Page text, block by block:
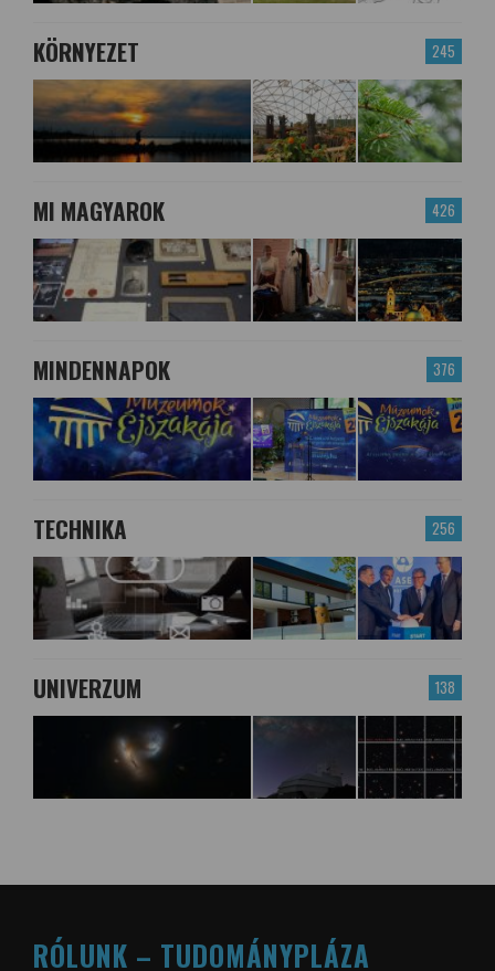
245
KÖRNYEZET
426
MI MAGYAROK
376
MINDENNAPOK
256
TECHNIKA
138
UNIVERZUM
RÓLUNK – TUDOMÁNYPLÁZA